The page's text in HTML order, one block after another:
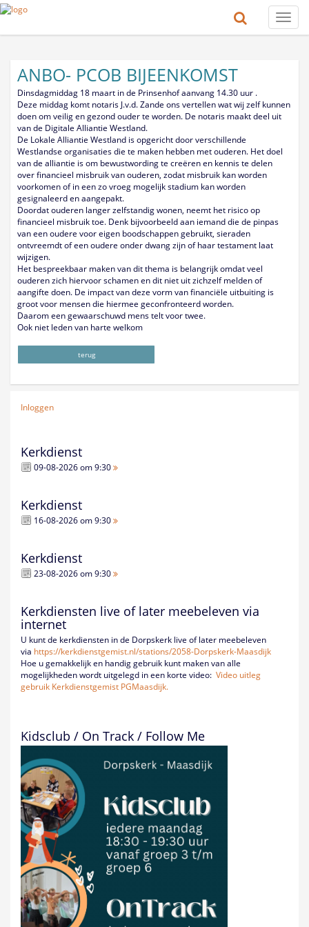
Toggle
ANBO- PCOB BIJEENKOMST
Dinsdagmiddag 18 maart in de Prinsenhof aanvang 14.30 uur .
Deze middag komt notaris J.v.d. Zande ons vertellen wat wij zelf kunnen
doen om veilig en gezond ouder te worden. De notaris maakt deel uit
van de Digitale Alliantie Westland.
De Lokale Alliantie Westland is opgericht door verschillende
Westlandse organisaties die te maken hebben met ouderen. Het doel
van de alliantie is om bewustwording te creëren en kennis te delen
over financieel misbruik van ouderen, zodat misbruik kan worden
voorkomen of in een zo vroeg mogelijk stadium kan worden
gesignaleerd en aangepakt.
Doordat ouderen langer zelfstandig wonen, neemt het risico op
financieel misbruik toe. Denk bijvoorbeeld aan iemand die de pinpas
van een oudere voor eigen boodschappen gebruikt, sieraden
ontvreemdt of een oudere onder dwang zijn of haar testament laat
wijzigen.
Het bespreekbaar maken van dit thema is belangrijk omdat veel
ouderen zich hiervoor schamen en dit niet uit zichzelf melden of
aangifte doen. De impact van deze vorm van financiële uitbuiting is
groot voor mensen die hiermee geconfronteerd worden.
Daarom een gewaarschuwd mens telt voor twee.
Ook niet leden van harte welkom
terug
Inloggen
Kerkdienst
09-08-2026 om 9:30
Kerkdienst
16-08-2026 om 9:30
Kerkdienst
23-08-2026 om 9:30
Kerkdiensten live of later meebeleven via
internet
U kunt de kerkdiensten in de Dorpskerk live of later meebeleven
via https://kerkdienstgemist.nl/stations/2058-Dorpskerk-Maasdijk
Hoe u gemakkelijk en handig gebruik kunt maken van alle
mogelijkheden wordt uitgelegd in een korte video: Video uitleg
gebruik Kerkdienstgemist PGMaasdijk.
Kidsclub / On Track / Follow Me